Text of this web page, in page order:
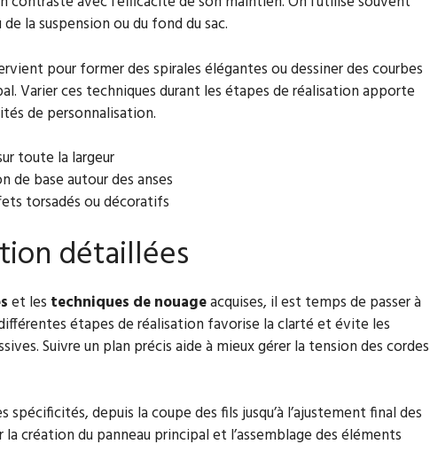
la suspension ou du fond du sac.
pour former des spirales élégantes ou dessiner des courbes
Varier ces techniques durant les étapes de réalisation apporte
de personnalisation.
toute la largeur
de base autour des anses
torsadés ou décoratifs
détaillées
et les techniques de nouageacquises, il est temps de passer à
étapes de réalisation favorise la clarté et évite les
Suivre un plan précis aide à mieux gérer la tension des cordes
depuis la coupe des fils jusqu’à l’ajustement final des
la création du panneau principal et l’assemblage des éléments